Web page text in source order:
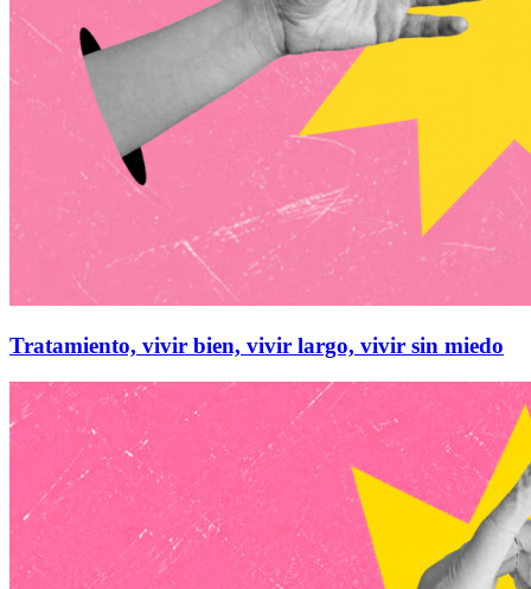
Tratamiento, vivir bien, vivir largo, vivir sin miedo